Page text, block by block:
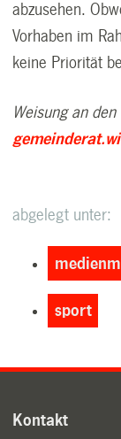
abzusehen.
Vorhaben im
keine Priorität
Weisung an
abgelegt unter:
sport
Kontakt